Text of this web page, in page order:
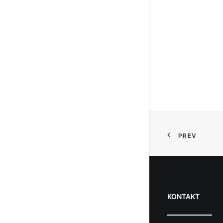
PREV
KONTAKT